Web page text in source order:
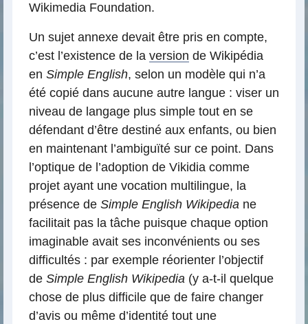
Wikimedia Foundation.
Un sujet annexe devait être pris en compte,
c’est l’existence de la version de Wikipédia
en Simple English, selon un modèle qui n’a
été copié dans aucune autre langue : viser un
niveau de langage plus simple tout en se
défendant d’être destiné aux enfants, ou bien
en maintenant l’ambiguïté sur ce point. Dans
l’optique de l’adoption de Vikidia comme
projet ayant une vocation multilingue, la
présence de Simple English Wikipedia ne
facilitait pas la tâche puisque chaque option
imaginable avait ses inconvénients ou ses
difficultés : par exemple réorienter l’objectif
de Simple English Wikipedia (y a-t-il quelque
chose de plus difficile que de faire changer
d’avis ou même d’identité tout une